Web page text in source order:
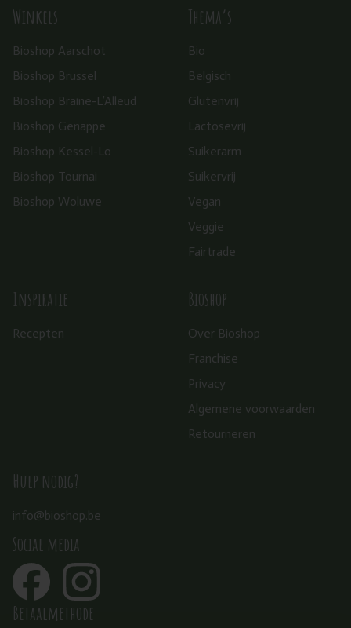
Winkels
Bioshop Aarschot
Bioshop Brussel
Bioshop Braine-L’Alleud
Bioshop Genappe
Bioshop Kessel-Lo
Bioshop Tournai
Bioshop Woluwe
Thema’s
Bio
Belgisch
Glutenvrij
Lactosevrij
Suikerarm
Suikervrij
Vegan
Veggie
Fairtrade
Inspiratie
Recepten
Bioshop
Over Bioshop
Franchise
Privacy
Algemene voorwaarden
Retourneren
Hulp nodig?
info@bioshop.be
Social media
Betaalmethode